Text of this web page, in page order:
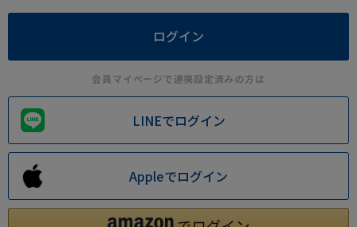
会員マイページで連携設定済みの方は
LINEでログイン
Appleでログイン